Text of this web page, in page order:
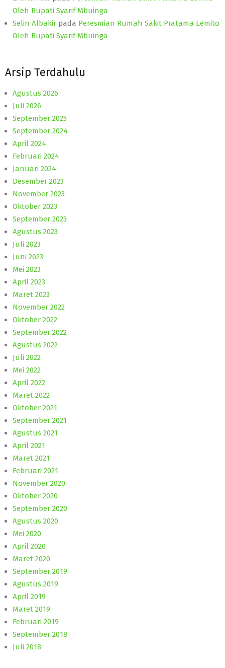
Oleh Bupati Syarif Mbuinga
Selin Albakir pada Peresmian Rumah Sakit Pratama Lemito
Oleh Bupati Syarif Mbuinga
Arsip Terdahulu
Agustus 2026
Juli 2026
September 2025
September 2024
April 2024
Februari 2024
Januari 2024
Desember 2023
November 2023
Oktober 2023
September 2023
Agustus 2023
Juli 2023
Juni 2023
Mei 2023
April 2023
Maret 2023
November 2022
Oktober 2022
September 2022
Agustus 2022
Juli 2022
Mei 2022
April 2022
Maret 2022
Oktober 2021
September 2021
Agustus 2021
April 2021
Maret 2021
Februari 2021
November 2020
Oktober 2020
September 2020
Agustus 2020
Mei 2020
April 2020
Maret 2020
September 2019
Agustus 2019
April 2019
Maret 2019
Februari 2019
September 2018
Juli 2018